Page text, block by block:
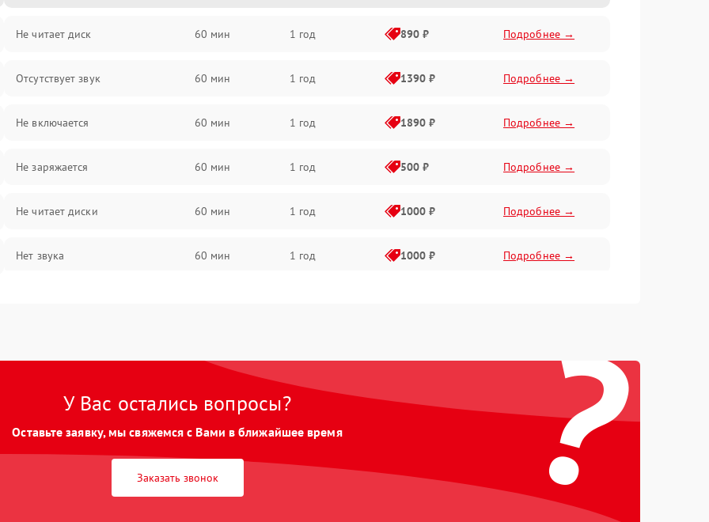
Не читает диск 60 мин 1 год 890 ₽ Подробнее →
Отсутствует звук 60 мин 1 год 1390 ₽ Подробнее →
Не включается 60 мин 1 год 1890 ₽ Подробнее →
Не заряжается 60 мин 1 год 500 ₽ Подробнее →
Не читает диски 60 мин 1 год 1000 ₽ Подробнее →
Нет звука 60 мин 1 год 1000 ₽ Подробнее →
?
У Вас остались вопросы?
Оставьте заявку, мы свяжемся с Вами в ближайшее время
Заказать звонок